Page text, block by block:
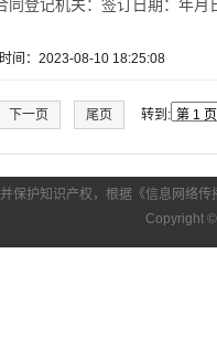
同登记机关：签订日期：年
间：2023-08-10 18:25:08
下一页 尾页 转到:
保护知识产权，根据《信息网络
Copyright